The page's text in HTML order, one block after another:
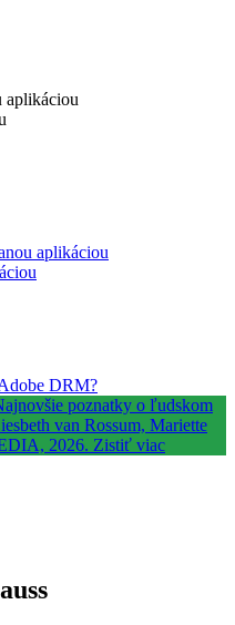
aplikáciou
aplikáciou
DRM?